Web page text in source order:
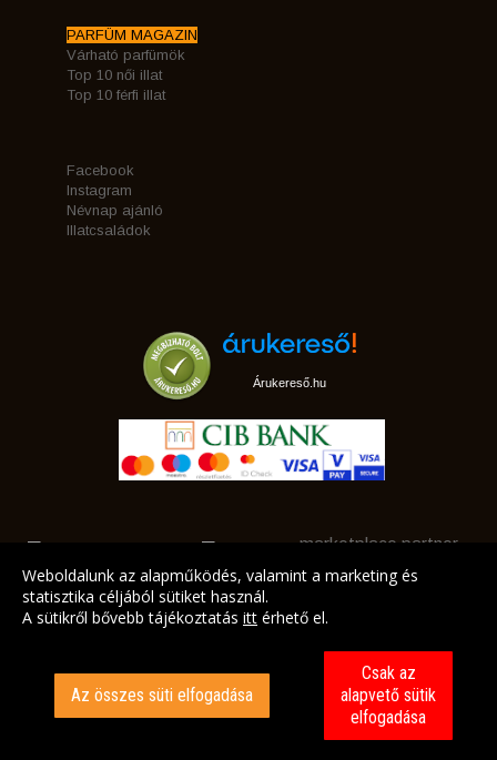
PARFÜM MAGAZIN
Várható parfümök
Top 10 női illat
Top 10 férfi illat
Facebook
Instagram
Névnap ajánló
Illatcsaládok
Árukereső.hu
marketplace partner
Weboldalunk az alapműködés, valamint a marketing és
statisztika céljából sütiket használ.
A sütikről bővebb tájékoztatás itt érhető el.
Az összes süti elfogadása
Csak az
alapvető sütik
elfogadása